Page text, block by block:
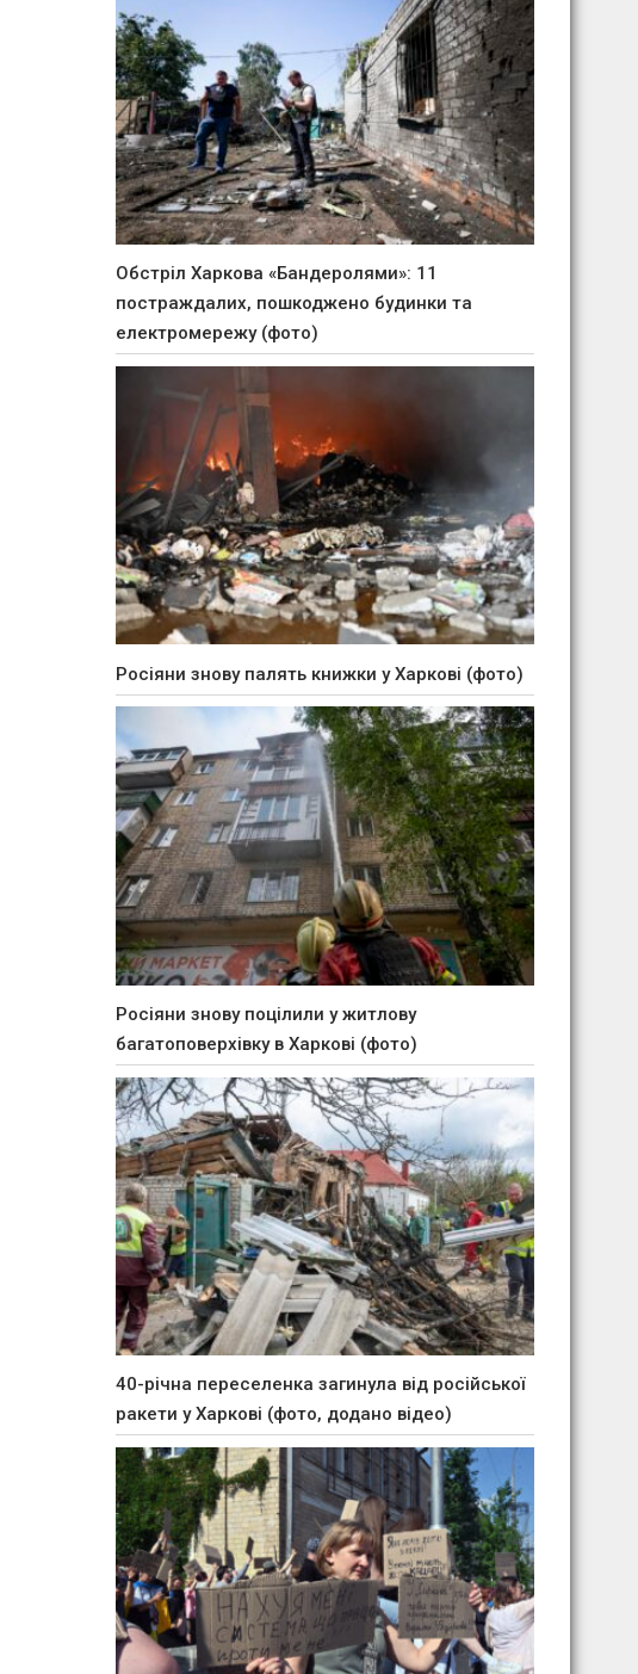
Обстріл Харкова «Бандеролями»: 11
постраждалих, пошкоджено будинки та
електромережу (фото)
Росіяни знову палять книжки у Харкові (фото)
Росіяни знову поцілили у житлову
багатоповерхівку в Харкові (фото)
40-річна переселенка загинула від російської
ракети у Харкові (фото, додано відео)